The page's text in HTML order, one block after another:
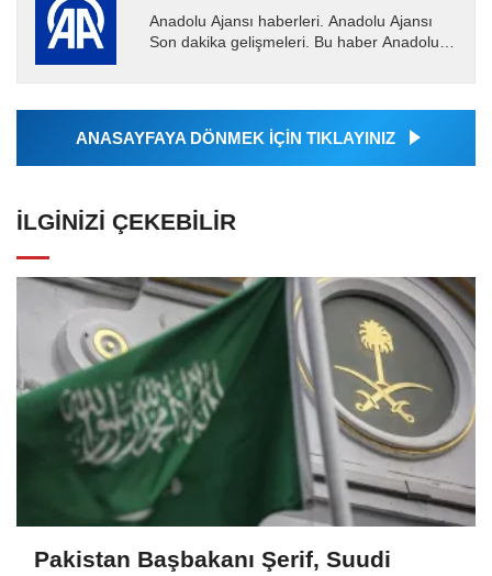
Anadolu Ajansı haberleri. Anadolu Ajansı
Son dakika gelişmeleri. Bu haber Anadolu
Ajansı tarafından...
ANASAYFAYA DÖNMEK İÇİN TIKLAYINIZ
İLGINIZI ÇEKEBILIR
Pakistan Başbakanı Şerif, Suudi